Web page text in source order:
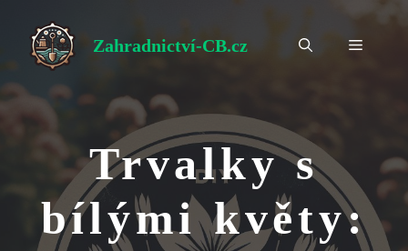
obsah
Zahradnictví-CB.cz Menu
Trvalky s
bílými květy: